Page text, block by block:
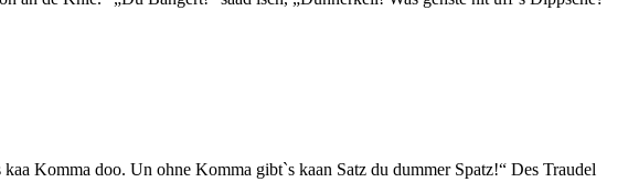
Komma doo. Un ohne Komma gibt`s kaan Satz du dummer Spatz!“ Des Traudel